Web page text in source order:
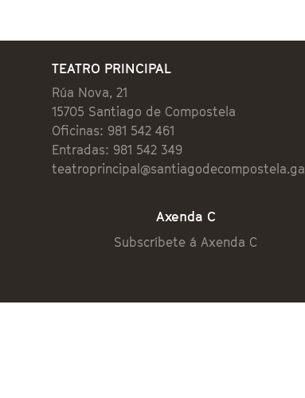
TEATRO PRINCIPAL
Rúa Nova, 21
15705 Santiago de Compostela
Oficinas: 981 542 461
Entradas: 981 542 349
teatroprincipal@santiagodecompostela.gal
Axenda C
Subscríbete á Axenda C